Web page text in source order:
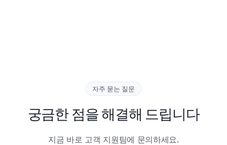
자주 묻는 질문
궁금한 점을 해결해 드립니다
지금 바로 고객 지원팀에 문의하세요.